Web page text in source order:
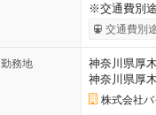
※交通費別
交通費別
勤務地
神奈川県厚
神奈川県厚
株式会社